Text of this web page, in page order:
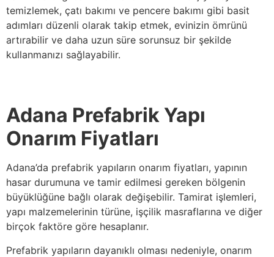
temizlemek, çatı bakımı ve pencere bakımı gibi basit
adımları düzenli olarak takip etmek, evinizin ömrünü
artırabilir ve daha uzun süre sorunsuz bir şekilde
kullanmanızı sağlayabilir.
Adana Prefabrik Yapı
Onarım Fiyatları
Adana’da prefabrik yapıların onarım fiyatları, yapının
hasar durumuna ve tamir edilmesi gereken bölgenin
büyüklüğüne bağlı olarak değişebilir. Tamirat işlemleri,
yapı malzemelerinin türüne, işçilik masraflarına ve diğer
birçok faktöre göre hesaplanır.
Prefabrik yapıların dayanıklı olması nedeniyle, onarım